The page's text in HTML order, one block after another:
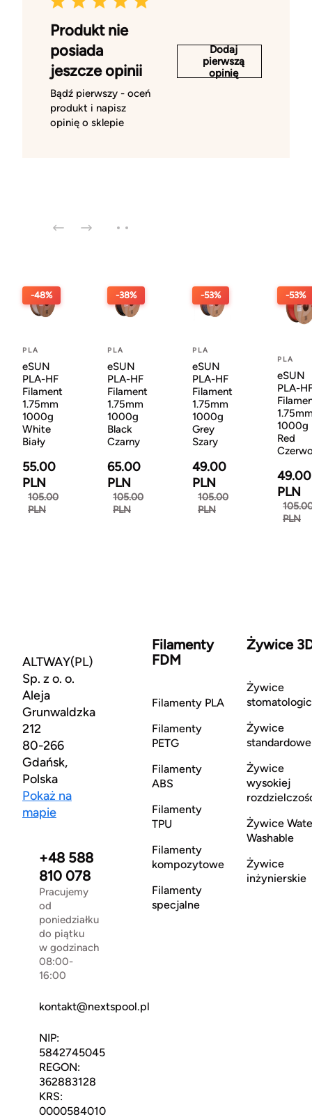
Produkt nie
posiada
jeszcze opinii
Bądź pierwszy - oceń
produkt i napisz
opinię o sklepie
Dodaj
pierwszą
opinię
-48%
PLA
eSUN
PLA-HF
Filament
1.75mm
1000g
White
Biały
55.00
PLN
105.00
PLN
-38%
PLA
eSUN
PLA-HF
Filament
1.75mm
1000g
Black
Czarny
65.00
PLN
105.00
PLN
-53%
PLA
eSUN
PLA-HF
Filament
1.75mm
1000g
Grey
Szary
49.00
PLN
105.00
PLN
-53%
PLA
eSUN
PLA-
1000g
Red
49.00
PLN
PLN
ALTWAY(PL)
Sp. z o. o.
Aleja
Grunwaldzka
212
80-266
Gdańsk,
Polska
Pokaż na
mapie
+48 588
810 078
Pracujemy
od
poniedziałku
do piątku
w godzinach
08:00-
16:00
kontakt@nextspool.pl
NIP:
5842745045
REGON:
362883128
KRS:
0000584010
Filamenty
FDM
Filamenty PLA
Filamenty
PETG
Filamenty
ABS
Filamenty
TPU
Filamenty
kompozytowe
Filamenty
specjalne
Żywice
Żywice
Żywice
standardowe
Żywice
wysokiej
Żywice
Washable
Żywice
inżynierskie